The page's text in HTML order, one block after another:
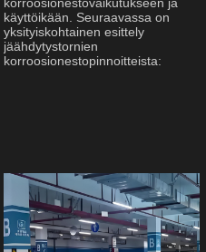
käyttöikään. Seuraavassa on
yksityiskohtainen esittely
jäähdytystornien
korroosionestopinnoitteista: